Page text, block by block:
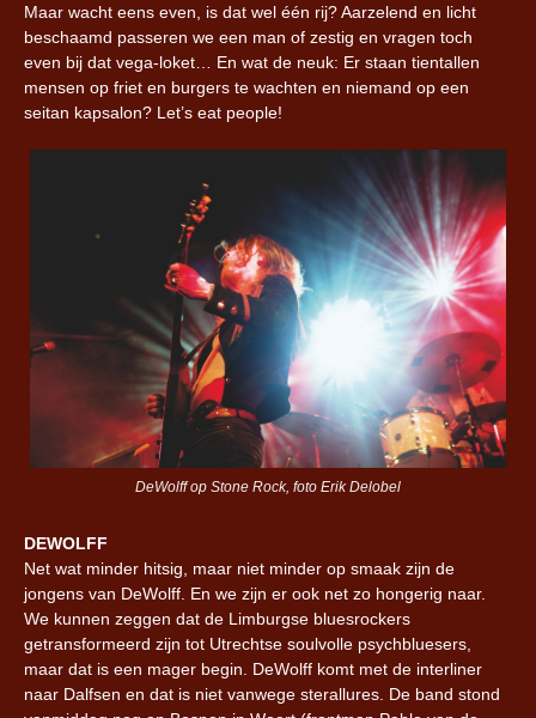
Maar wacht eens even, is dat wel één rij? Aarzelend en licht
beschaamd passeren we een man of zestig en vragen toch
even bij dat vega-loket… En wat de neuk: Er staan tientallen
mensen op friet en burgers te wachten en niemand op een
seitan kapsalon? Let’s eat people!
DeWolff op Stone Rock, foto Erik Delobel
DEWOLFF
Net wat minder hitsig, maar niet minder op smaak zijn de
jongens van DeWolff. En we zijn er ook net zo hongerig naar.
We kunnen zeggen dat de Limburgse bluesrockers
getransformeerd zijn tot Utrechtse soulvolle psychbluesers,
maar dat is een mager begin. DeWolff komt met de interliner
naar Dalfsen en dat is niet vanwege sterallures. De band stond